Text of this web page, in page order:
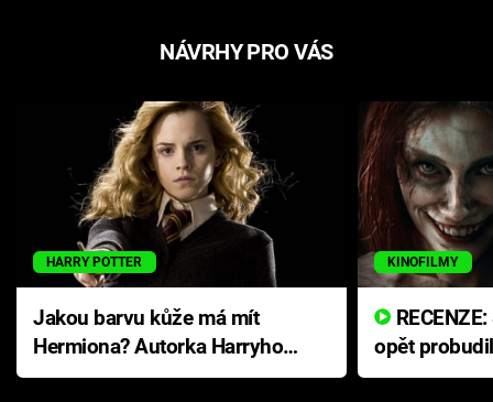
NÁVRHY PRO VÁS
HARRY POTTER
Jakou barvu kůže má mít
Hermiona? Autorka Harryho
Pottera přišla s ráznou
KINOFILMY
opět
přichází s